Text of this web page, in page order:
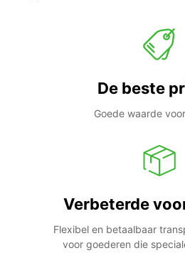
De beste
Goede waarde
Verbeterde
Flexibel en betaalbaar
voor goederen die